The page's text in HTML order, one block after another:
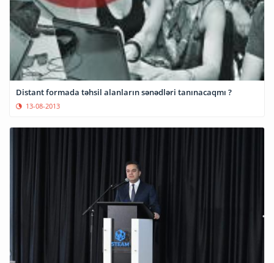
Distant formada təhsil alanların sənədləri tanınacaqmı ?
13-08-2013